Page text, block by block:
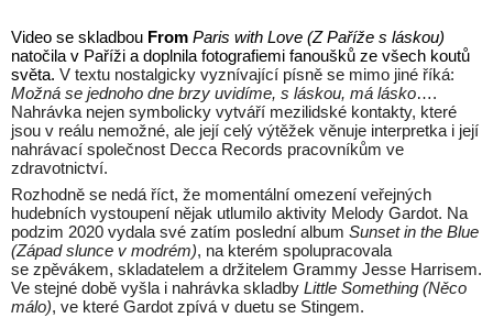
Video se skladbou From Paris with Love (Z Paříže s láskou)
natočila v Paříži a doplnila fotografiemi fanoušků ze všech koutů
světa. V textu nostalgicky vyznívající písně se mimo jiné říká:
Možná se jednoho dne brzy uvidíme, s láskou, má lásko….
Nahrávka nejen symbolicky vytváří mezilidské kontakty, které
jsou v reálu nemožné, ale její celý výtěžek věnuje interpretka i její
nahrávací společnost Decca Records pracovníkům ve
zdravotnictví.
Rozhodně se nedá říct, že momentální omezení veřejných
hudebních vystoupení nějak utlumilo aktivity Melody Gardot. Na
podzim 2020 vydala své zatím poslední album Sunset in the Blue
(Západ slunce v modrém), na kterém spolupracovala
se zpěvákem, skladatelem a držitelem Grammy Jesse Harrisem.
Ve stejné době vyšla i nahrávka skladby Little Something (Něco
málo), ve které Gardot zpívá v duetu se Stingem.